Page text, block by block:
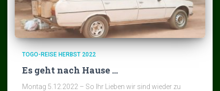
TOGO-REISE HERBST 2022
Es geht nach Hause …
Montag 5.12.2022 – So Ihr Lieben wir sind wieder zu